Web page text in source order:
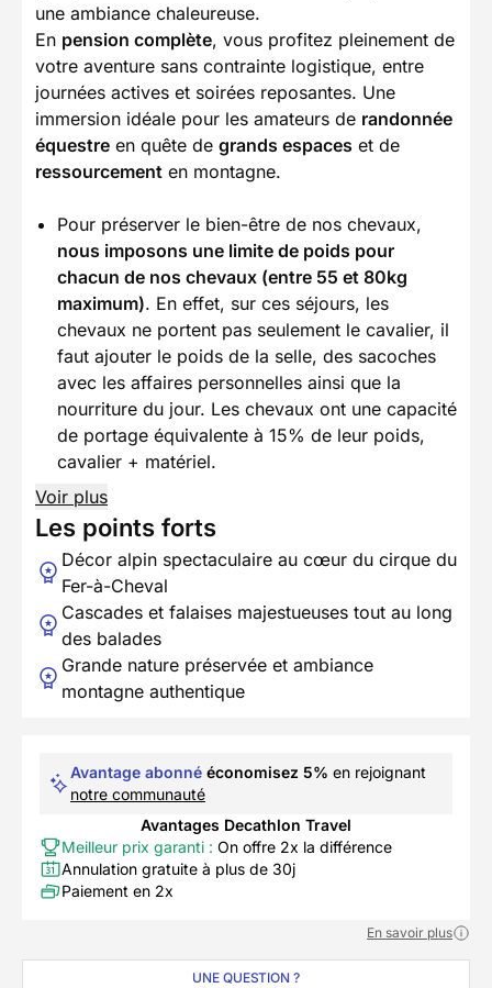
une ambiance chaleureuse.
En pension complète, vous profitez pleinement de
votre aventure sans contrainte logistique, entre
journées actives et soirées reposantes. Une
immersion idéale pour les amateurs de randonnée
équestre en quête de grands espaces et de
ressourcement en montagne.
Pour préserver le bien-être de nos chevaux,
nous imposons une limite de poids pour
chacun de nos chevaux (entre 55 et 80kg
maximum). En effet, sur ces séjours, les
chevaux ne portent pas seulement le cavalier, il
faut ajouter le poids de la selle, des sacoches
avec les affaires personnelles ainsi que la
nourriture du jour. Les chevaux ont une capacité
de portage équivalente à 15% de leur poids,
cavalier + matériel.
Voir plus
Les points forts
Décor alpin spectaculaire au cœur du cirque du
Fer-à-Cheval
Cascades et falaises majestueuses tout au long
des balades
Grande nature préservée et ambiance
montagne authentique
Avantage abonné économisez 5% en rejoignant
notre communauté
Avantages Decathlon Travel
Meilleur prix garanti : On offre 2x la différence
Annulation gratuite à plus de 30j
Paiement en 2x
En savoir plus
UNE QUESTION ?